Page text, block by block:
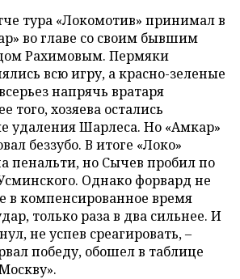
тура «Локомотив» принимал в
во главе со своим бывшим
Рахимовым. Пермяки
всю игру, а красно-зеленые
напрячь вратаря
того, хозяева остались
удаления Шарлеса. Но «Амкар»
беззубо. В итоге «Локо»
пенальти, но Сычев пробил по
Однако форвард не
в компенсированное время
только раза в два сильнее. И
не успев среагировать, –
победу, обошел в таблице